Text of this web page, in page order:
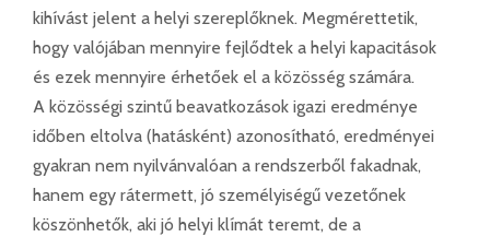
kihívást jelent a helyi szereplőknek. Megmérettetik,
hogy valójában mennyire fejlődtek a helyi kapacitások
és ezek mennyire érhetőek el a közösség számára.
A közösségi szintű beavatkozások igazi eredménye
időben eltolva (hatásként) azonosítható, eredményei
gyakran nem nyilvánvalóan a rendszerből fakadnak,
hanem egy rátermett, jó személyiségű vezetőnek
köszönhetők, aki jó helyi klímát teremt, de a